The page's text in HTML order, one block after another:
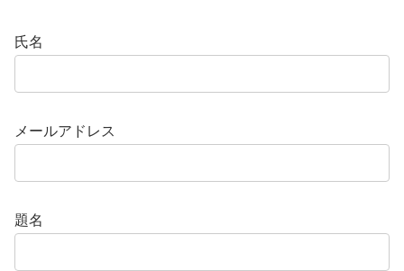
氏名
メールアドレス
題名